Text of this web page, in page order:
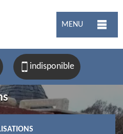
MENU
indisponible